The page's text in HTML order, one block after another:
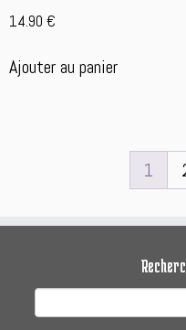
14.90 €
Ajouter au panier
1